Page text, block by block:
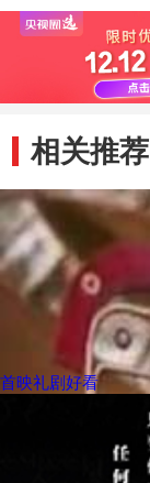
相关推荐
首映礼剧好看